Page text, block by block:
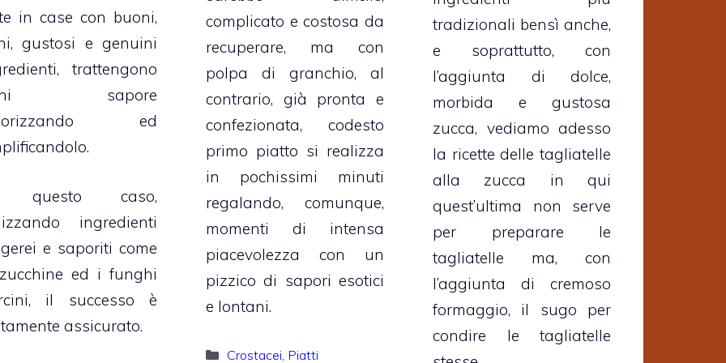
in case con buoni,
gustosi e genuini
trattengono
sapore
ed
questo caso,
ingredienti
e saporiti come
ed i funghi
il successo è
assicurato.
tradizionali bensì anche,
e soprattutto, con
l’aggiunta di dolce,
morbida e gustosa
zucca, vediamo adesso
la ricette delle tagliatelle
alla zucca in qui
quest’ultima non serve
per preparare le
tagliatelle ma, con
l’aggiunta di cremoso
formaggio, il sugo per
condire le tagliatelle
complicato e costosa da
recuperare, ma con
polpa di granchio, al
contrario, già pronta e
confezionata, codesto
primo piatto si realizza
in pochissimi minuti
regalando, comunque,
momenti di intensa
piacevolezza con un
pizzico di sapori esotici
e lontani.
Categorie
Crostacei, Piatti